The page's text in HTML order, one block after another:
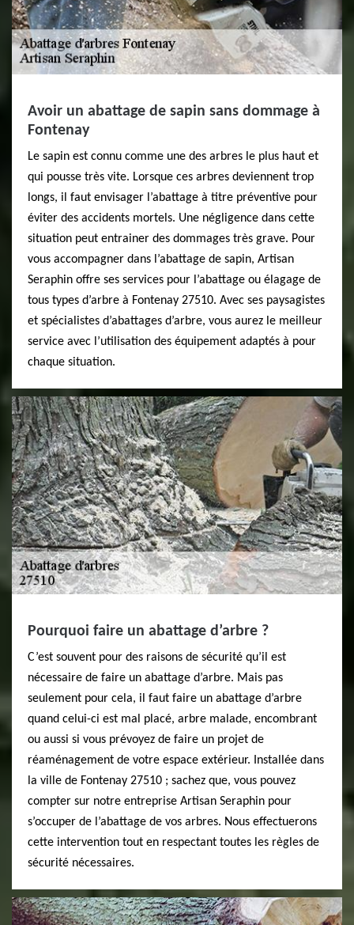
Avoir un abattage de sapin sans dommage à
Fontenay
Le sapin est connu comme une des arbres le plus haut et
qui pousse très vite. Lorsque ces arbres deviennent trop
longs, il faut envisager l’abattage à titre préventive pour
éviter des accidents mortels. Une négligence dans cette
situation peut entrainer des dommages très grave. Pour
vous accompagner dans l’abattage de sapin, Artisan
Seraphin offre ses services pour l’abattage ou élagage de
tous types d’arbre à Fontenay 27510. Avec ses paysagistes
et spécialistes d’abattages d’arbre, vous aurez le meilleur
service avec l’utilisation des équipement adaptés à pour
chaque situation.
Pourquoi faire un abattage d’arbre ?
C’est souvent pour des raisons de sécurité qu’il est
nécessaire de faire un abattage d’arbre. Mais pas
seulement pour cela, il faut faire un abattage d’arbre
quand celui-ci est mal placé, arbre malade, encombrant
ou aussi si vous prévoyez de faire un projet de
réaménagement de votre espace extérieur. Installée dans
la ville de Fontenay 27510 ; sachez que, vous pouvez
compter sur notre entreprise Artisan Seraphin pour
s’occuper de l’abattage de vos arbres. Nous effectuerons
cette intervention tout en respectant toutes les règles de
sécurité nécessaires.